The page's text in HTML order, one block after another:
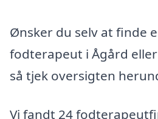
Ønsker du selv at finde
fodterapeut i Ågård
så tjek oversigten
Vi fandt 24